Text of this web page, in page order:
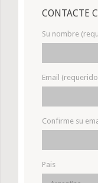
CONTACTE
Su nombre
Email
Confirme su
Pais